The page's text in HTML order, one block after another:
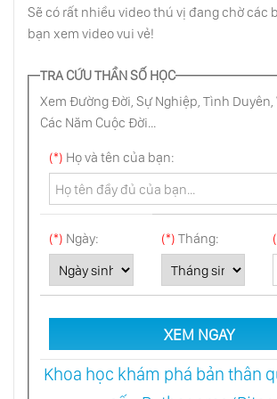
Bức Thư Albert Einstein
Về Thứ Năng Lượng Mạnh
Thông Điệp Từ Thượng Đế,
Cánh Cổng Thiên Đường
Con Người - Thế Giới Kỳ
Trụ
Nước Gửi Thông Điệp Cho
Kết Nối Với Nhau Bởi Tình
Bản Chất Của Tồn Tại Là
Và Tại Sao Chúng Ta Lại Ở
Địa Tạng Vương Bồ Tát Là
Sẽ có rất nhiều video thú vị đang chờ các
bạn xem video vui vẻ!
TRA CỨU THẦN SỐ HỌC
Xem Đường Đời, Sự Nghiệp, Tình Duyên,
Các Năm Cuộc Đời...
(*) Họ và tên của bạn:
(*) Ngày: (*) Tháng:
XEM NGAY
Khoa học khám phá bản thân